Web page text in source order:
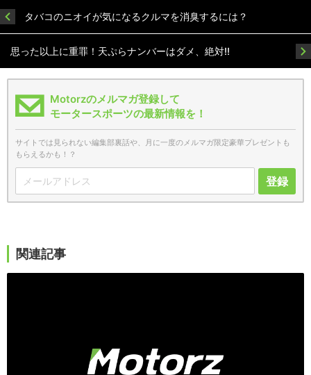
タバコのニオイが気になるクルマを消臭するには？
思った以上に重罪！天ぷらナンバーはダメ、絶対!!
Motorzのメルマガ登録して
モータースポーツの最新情報を！
サイトでは見られない編集部裏話や、月に一度のメルマガ限定豪華プレゼントも
もらえるかも！？
登録
関連記事